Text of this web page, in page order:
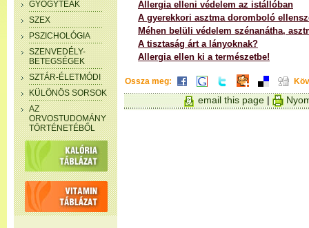
GYÓGYTEÁK
SZEX
PSZICHOLÓGIA
SZENVEDÉLY-
BETEGSÉGEK
SZTÁR-ÉLETMÓDI
KÜLÖNÖS SORSOK
AZ
ORVOSTUDOMÁNY
TÖRTÉNETÉBŐL
Allergia elleni védelem az istállóban
A gyerekkori asztma doromboló
Méhen belüli védelem szénanátha,
A tisztaság árt a lányoknak?
Allergia ellen ki a természetbe!
Ossza meg:
email this page |